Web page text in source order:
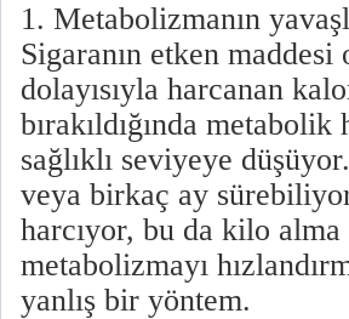
1. Metabolizmanın
Sigaranın etken
dolayısıyla harcanan
bırakıldığında
sağlıklı seviyeye
veya birkaç ay
harcıyor, bu da kilo
metabolizmayı
yanlış bir yöntem.